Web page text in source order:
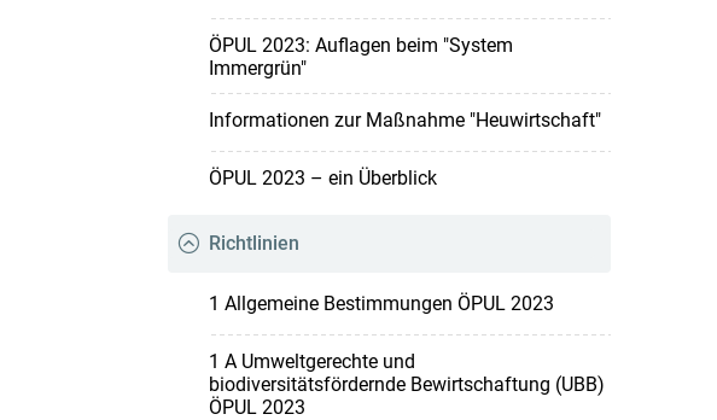
ÖPUL 2023: Auflagen beim "System
Immergrün"
Informationen zur Maßnahme "Heuwirtschaft"
ÖPUL 2023 – ein Überblick
Richtlinien
1 Allgemeine Bestimmungen ÖPUL 2023
1 A Umweltgerechte und
biodiversitätsfördernde Bewirtschaftung (UBB)
ÖPUL 2023